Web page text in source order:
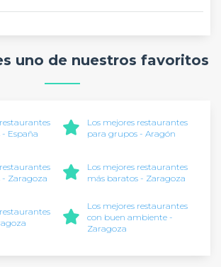
uno de nuestros favoritos
España
Los mejores restaurantes
para grupos - Aragón
Zaragoza
Los mejores restaurantes
más baratos - Zaragoza
Los mejores restaurantes
con buen ambiente -
Zaragoza